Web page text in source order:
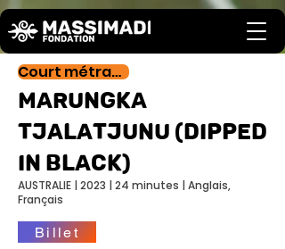
Court métrage
Marungka
tjalatjunu (Dipped
in black)
AUSTRALIE | 2023 | 24 minutes | Anglais,
Français
Billet